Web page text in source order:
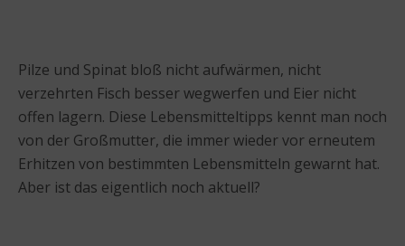
Pilze und Spinat bloß nicht aufwärmen, nicht
verzehrten Fisch besser wegwerfen und Eier nicht
offen lagern. Diese Lebensmitteltipps kennt man noch
von der Großmutter, die immer wieder vor erneutem
Erhitzen von bestimmten Lebensmitteln gewarnt hat.
Aber ist das eigentlich noch aktuell?